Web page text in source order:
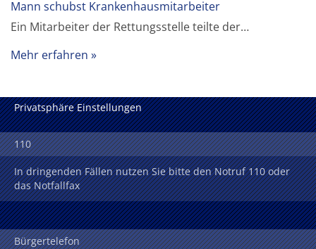
Mann schubst Krankenhausmitarbeiter
Ein Mitarbeiter der Rettungsstelle teilte der…
Mehr erfahren
Privatsphäre Einstellungen
110
In dringenden Fällen nutzen Sie bitte den Notruf 110 oder
das Notfallfax
Bürgertelefon